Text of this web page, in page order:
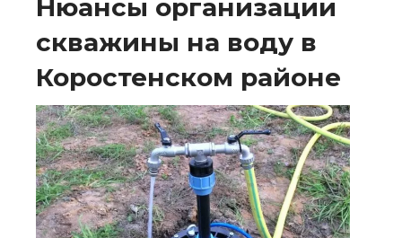
Нюансы организации
скважины на воду в
Коростенском районе